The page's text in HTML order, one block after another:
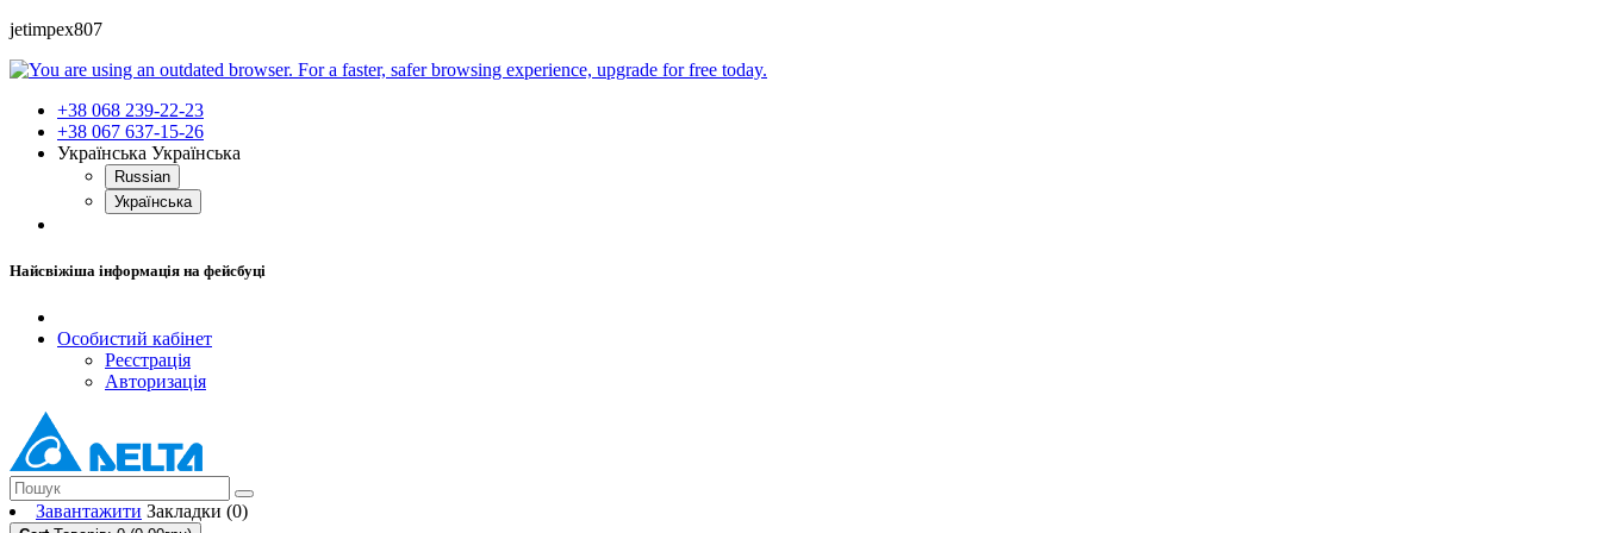
jetimpex807
+38 068 239-22-23
+38 067 637-15-26
Українська Українська
Russian
Українська
Найсвіжіша інформація на фейсбуці
Особистий кабінет
Реєстрація
Авторизація
Завантажити Закладки (0)